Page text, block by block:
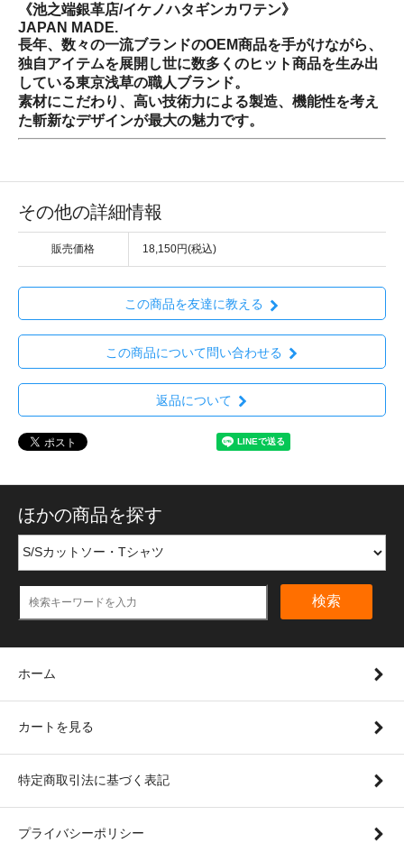
《池之端銀革店/イケノハタギンカワテン》
JAPAN MADE.
長年、数々の一流ブランドのOEM商品を手がけながら、
独自アイテムを展開し世に数多くのヒット商品を生み出
している東京浅草の職人ブランド。
素材にこだわり、高い技術力による製造、機能性を考え
た斬新なデザインが最大の魅力です。
その他の詳細情報
販売価格 18,150円(税込)
この商品を友達に教える
この商品について問い合わせる
返品について
ほかの商品を探す
検索
ホーム
カートを見る
特定商取引法に基づく表記
プライバシーポリシー